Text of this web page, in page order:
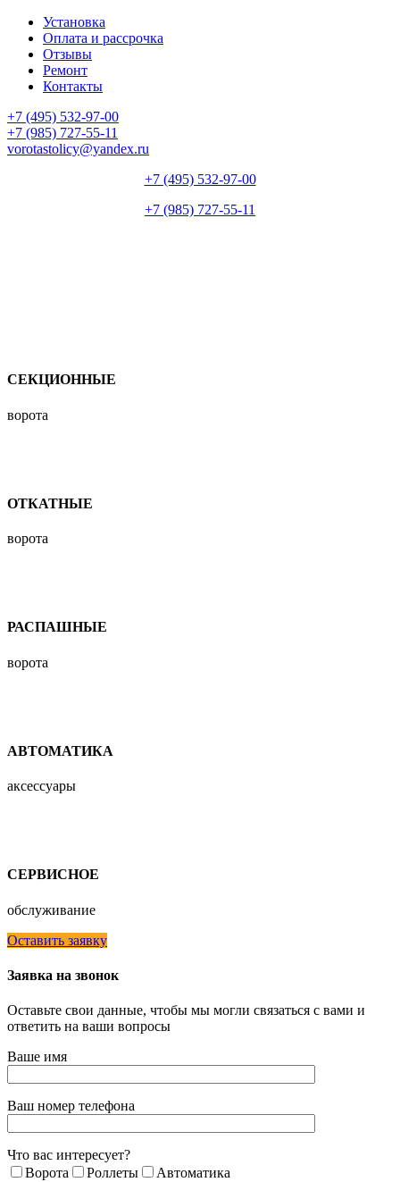
Установка
Оплата и рассрочка
Отзывы
Ремонт
Контакты
+7 (495) 532-97-00
+7 (985) 727-55-11
vorotastolicy@yandex.ru
+7 (495) 532-97-00
+7 (985) 727-55-11
СЕКЦИОННЫЕ
ворота
ОТКАТНЫЕ
ворота
РАСПАШНЫЕ
ворота
АВТОМАТИКА
аксессуары
СЕРВИСНОЕ
обслуживание
Оставить заявку
Заявка на звонок
Оставьте свои данные, чтобы мы могли связаться с вами и
ответить на ваши вопросы
Ваше имя
Ваш номер телефона
Что вас интересует?
Ворота
Роллеты Автоматика